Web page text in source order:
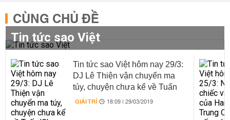
CÙNG CHỦ ĐỀ
Tin tức sao Việt
Tin tức sao Việt hôm nay 29/3:
DJ Lê Thiện vận chuyển ma
túy, chuyện chưa kể về Tuấn
'Chạy trốn thanh xuân'
GIẢI TRÍ 18:09 | 29/03/2019